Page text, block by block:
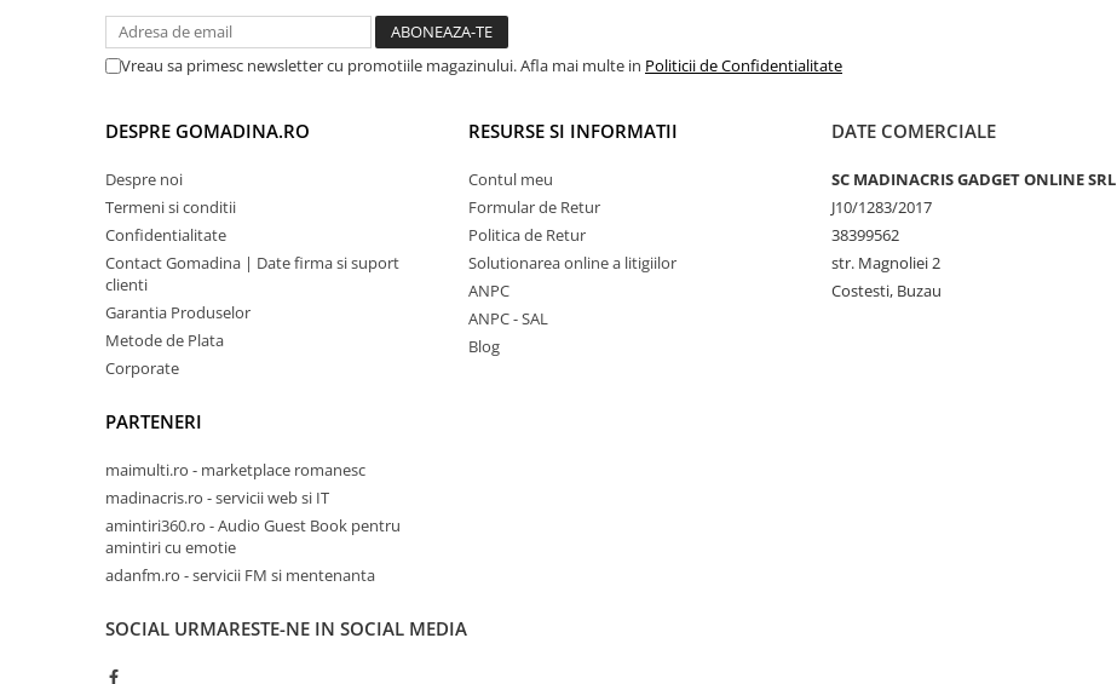
Vreau sa primesc newsletter cu promotiile magazinului. Afla mai multe in Politicii de Confidentialitate
DESPRE GOMADINA.RO
Despre noi
Termeni si conditii
Confidentialitate
Contact Gomadina | Date firma si suport
clienti
Garantia Produselor
Metode de Plata
Corporate
PARTENERI
maimulti.ro - marketplace romanesc
madinacris.ro - servicii web si IT
amintiri360.ro - Audio Guest Book pentru
amintiri cu emotie
adanfm.ro - servicii FM si mentenanta
RESURSE SI INFORMATII
Contul meu
Formular de Retur
Politica de Retur
Solutionarea online a litigiilor
ANPC
ANPC - SAL
Blog
DATE COMERCIALE
SC MADINACRIS GADGET ONLINE SRL
J10/1283/2017
38399562
str. Magnoliei 2
Costesti, Buzau
SOCIAL URMARESTE-NE IN SOCIAL MEDIA